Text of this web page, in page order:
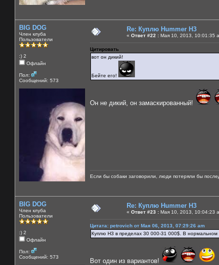
BIG DOG
Член клуба
Пользователи
:) 2
Офлайн
Пол:
Сообщений: 573
Re: Куплю Hummer H3
« Ответ #22 : Мая 10, 2013, 10:01:35
Цитировать
вот он дикий!
Бейте его!
Он не дикий, он замаскированный!
Если бы собаки заговорили, люди потеряли бы
BIG DOG
Член клуба
Пользователи
:) 2
Офлайн
Пол:
Сообщений: 573
Re: Куплю Hummer H3
« Ответ #23 : Мая 10, 2013, 10:04:23
Цитата: petrovich от Мая 06, 2013, 07:29:26 am
Куплю Н3 в пределах 30 000-31 000$. В нормальном
Вот один из вариантов!